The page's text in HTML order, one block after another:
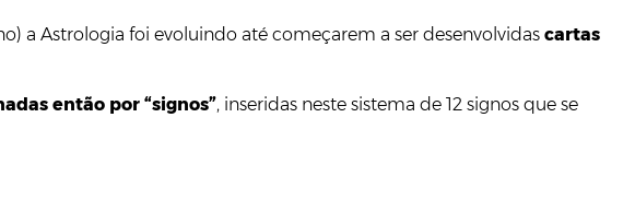
a Astrologia foi evoluindo até começarem a ser desenvolvidas cartas
então por “signos”, inseridas neste sistema de 12 signos que se